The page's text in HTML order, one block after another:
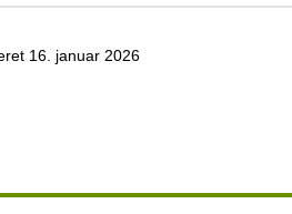
16. januar 2026